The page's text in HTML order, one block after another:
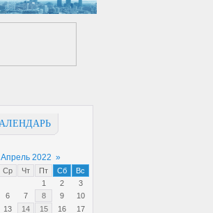
Апрель 2022 »
Ср Чт Пт Сб
Вс
1
2
3
6 7 8 9
10
13 14 15 16 17